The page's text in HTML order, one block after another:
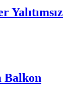
Balkon